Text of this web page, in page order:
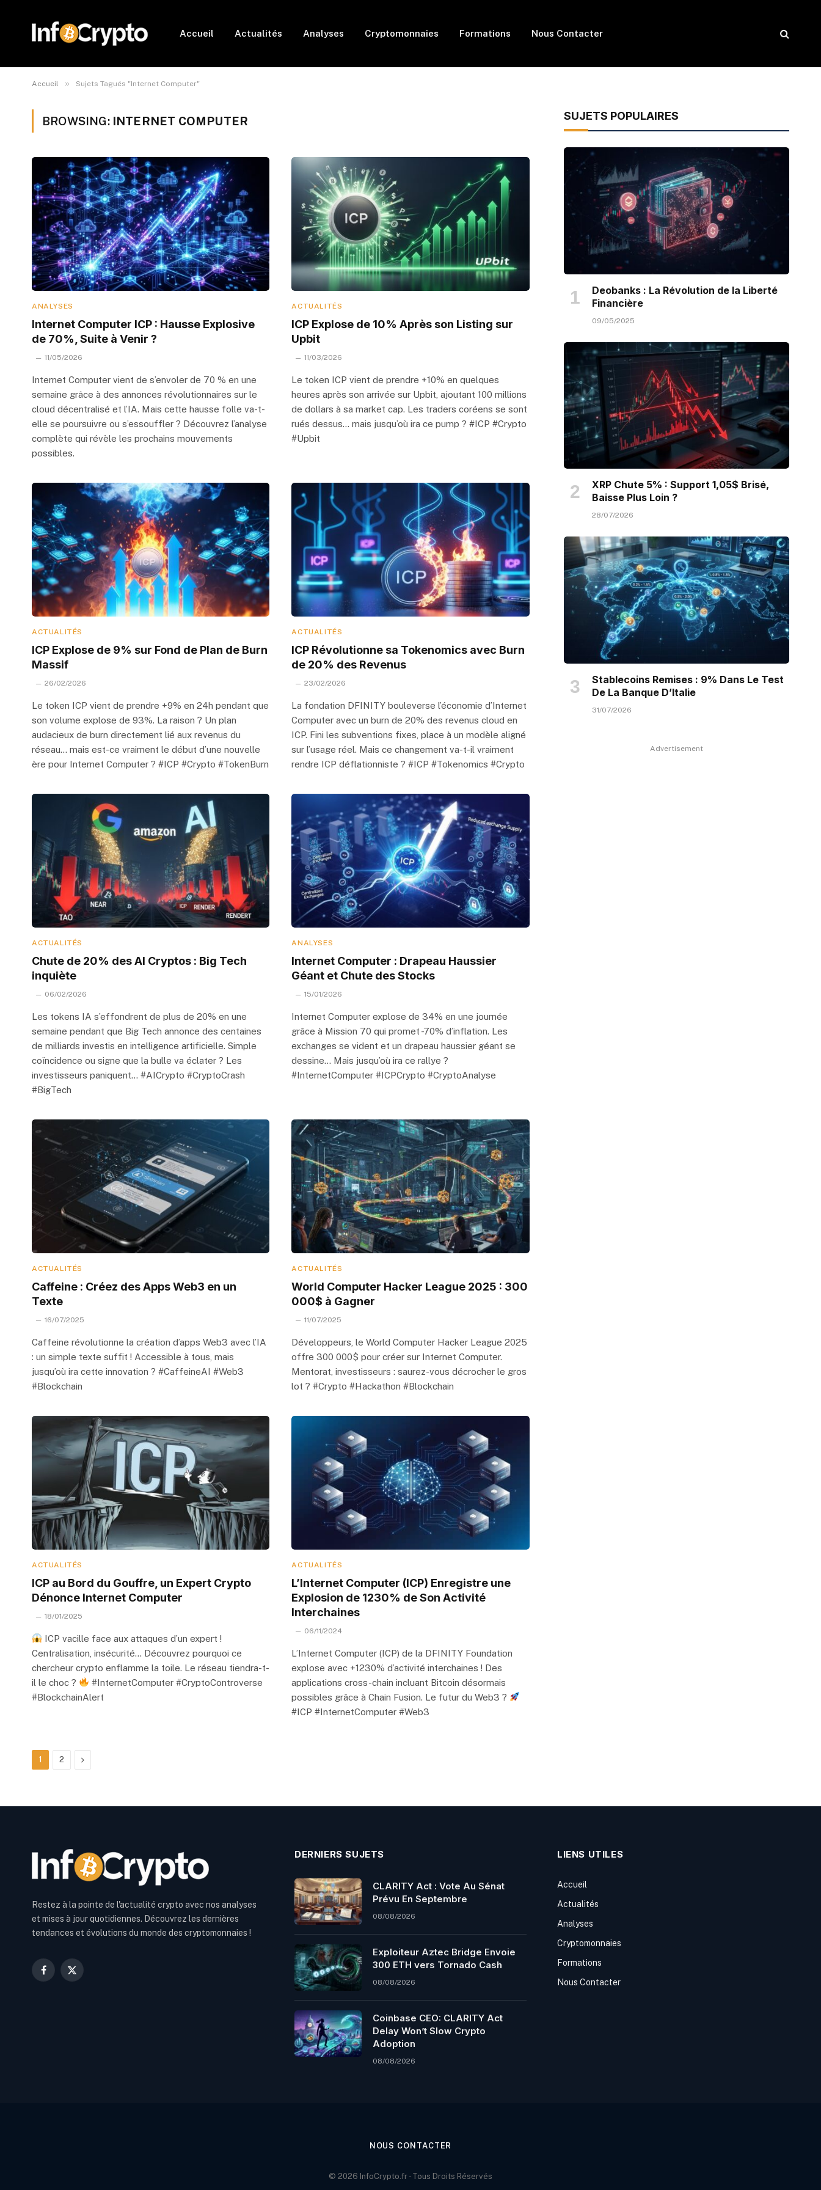
Accueil Actualités Analyses Cryptomonnaies Formations Nous Contacter
Accueil » Sujets Tagués "Internet Computer"
BROWSING: INTERNET COMPUTER
ANALYSES
Internet Computer ICP : Hausse Explosive
de 70%, Suite à Venir ?
11/05/2026
Internet Computer vient de s’envoler de 70 % en une
semaine grâce à des annonces révolutionnaires sur le
cloud décentralisé et l’IA. Mais cette hausse folle va-t-
elle se poursuivre ou s’essouffler ? Découvrez l’analyse
complète qui révèle les prochains mouvements
possibles.
ACTUALITÉS
ICP Explose de 10% Après son Listing sur
Upbit
11/03/2026
Le token ICP vient de prendre +10% en quelques
heures après son arrivée sur Upbit, ajoutant 100 millions
de dollars à sa market cap. Les traders coréens se sont
rués dessus… mais jusqu’où ira ce pump ? #ICP #Crypto
#Upbit
ACTUALITÉS
ICP Explose de 9% sur Fond de Plan de Burn
Massif
26/02/2026
Le token ICP vient de prendre +9% en 24h pendant que
son volume explose de 93%. La raison ? Un plan
audacieux de burn directement lié aux revenus du
réseau… mais est-ce vraiment le début d’une nouvelle
ère pour Internet Computer ? #ICP #Crypto #TokenBurn
ACTUALITÉS
ICP Révolutionne sa Tokenomics avec Burn
de 20% des Revenus
23/02/2026
La fondation DFINITY bouleverse l’économie d’Internet
Computer avec un burn de 20% des revenus cloud en
ICP. Fini les subventions fixes, place à un modèle aligné
sur l’usage réel. Mais ce changement va-t-il vraiment
rendre ICP déflationniste ? #ICP #Tokenomics #Crypto
ACTUALITÉS
Chute de 20% des AI Cryptos : Big Tech
inquiète
06/02/2026
Les tokens IA s’effondrent de plus de 20% en une
semaine pendant que Big Tech annonce des centaines
de milliards investis en intelligence artificielle. Simple
coïncidence ou signe que la bulle va éclater ? Les
investisseurs paniquent… #AICrypto #CryptoCrash
#BigTech
ANALYSES
Internet Computer : Drapeau Haussier
Géant et Chute des Stocks
15/01/2026
Internet Computer explose de 34% en une journée
grâce à Mission 70 qui promet -70% d’inflation. Les
exchanges se vident et un drapeau haussier géant se
dessine… Mais jusqu’où ira ce rallye ?
#InternetComputer #ICPCrypto #CryptoAnalyse
ACTUALITÉS
Caffeine : Créez des Apps Web3 en un
Texte
16/07/2025
Caffeine révolutionne la création d’apps Web3 avec l’IA
: un simple texte suffit ! Accessible à tous, mais
jusqu’où ira cette innovation ? #CaffeineAI #Web3
#Blockchain
ACTUALITÉS
World Computer Hacker League 2025 : 300
000$ à Gagner
11/07/2025
Développeurs, le World Computer Hacker League 2025
offre 300 000$ pour créer sur Internet Computer.
Mentorat, investisseurs : saurez-vous décrocher le gros
lot ? #Crypto #Hackathon #Blockchain
ACTUALITÉS
ICP au Bord du Gouffre, un Expert Crypto
Dénonce Internet Computer
18/01/2025
ICP vacille face aux attaques d’un expert !
Centralisation, insécurité… Découvrez pourquoi ce
chercheur crypto enflamme la toile. Le réseau tiendra-t-
il le choc ?
#InternetComputer #CryptoControverse
#BlockchainAlert
ACTUALITÉS
L’Internet Computer (ICP) Enregistre une
Explosion de 1230% de Son Activité
Interchaines
06/11/2024
L’Internet Computer (ICP) de la DFINITY Foundation
explose avec +1230% d’activité interchaines ! Des
applications cross-chain incluant Bitcoin désormais
possibles grâce à Chain Fusion. Le futur du Web3 ?
#ICP #InternetComputer #Web3
1 2 Next
SUJETS POPULAIRES
Deobanks : La Révolution de la Liberté
Financière
09/05/2025
XRP Chute 5% : Support 1,05$ Brisé,
Baisse Plus Loin ?
28/07/2026
Stablecoins Remises : 9% Dans Le Test
De La Banque D’Italie
31/07/2026
Advertisement
Restez à la pointe de l'actualité crypto avec nos analyses
et mises à jour quotidiennes. Découvrez les dernières
tendances et évolutions du monde des cryptomonnaies !
Facebook
X
DERNIERS SUJETS
CLARITY Act : Vote Au Sénat
Prévu En Septembre
08/08/2026
Exploiteur Aztec Bridge Envoie
300 ETH vers Tornado Cash
08/08/2026
Coinbase CEO: CLARITY Act
Delay Won’t Slow Crypto
Adoption
08/08/2026
LIENS UTILES
Accueil
Actualités
Analyses
Cryptomonnaies
Formations
Nous Contacter
NOUS CONTACTER
© 2026 InfoCrypto.fr - Tous Droits Réservés